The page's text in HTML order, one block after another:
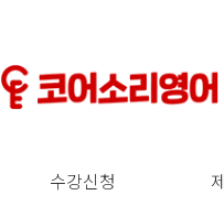
수강신청